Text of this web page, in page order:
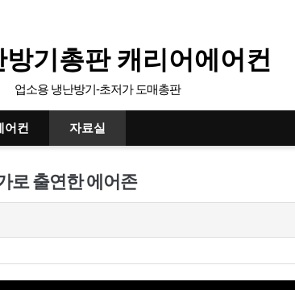
방기총판 캐리어에어컨
업소용 냉난방기-초저가 도매총판
어컨 자료실
로 출연한 에어존